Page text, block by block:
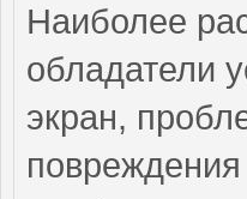
Наиболее
обладатели
экран,